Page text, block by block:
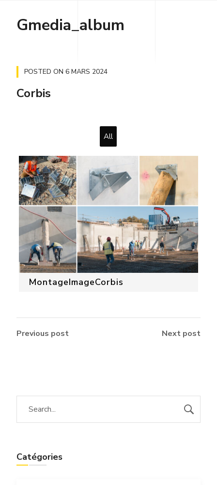
Gmedia_album
POSTED ON 6 MARS 2024
Corbis
All
MontageImageCorbis
Previous post Next post
Catégories